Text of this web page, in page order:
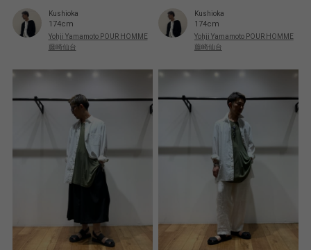
Kushioka
174cm
Yohji Yamamoto POUR HOMME
藤崎仙台
Kushioka
174cm
Yohji Yamamoto POUR HOMME
藤崎仙台